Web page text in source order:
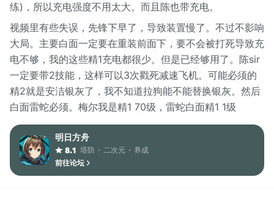
练)，所以充电强度不用太大。而且陈也带充电。
视频里有些失误，先锋下早了，导致装置慢了。不过不影响
大局。主要白面一定要在重装前面下，要不会被打死导致充
电不够，我的这些精1充电都很少。但是已经够用了。陈sir
一定要带2技能，这样可以3次戳死减速飞机。可能必须的
精2就是安洁银灰了，我不知道拉狗能不能替换银灰。然后
白面雷蛇必须。梅尔我是精1 70级，雷蛇白面精1 1级
明日方舟
8.1 塔防 二次元
养成
前往论坛